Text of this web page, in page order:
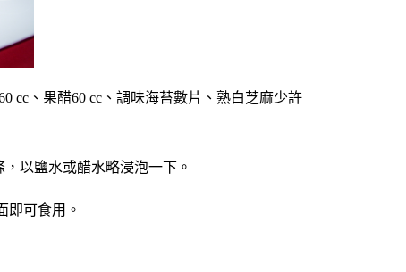
cc、果醋60 cc、調味海苔數片、熟白芝麻少許
以鹽水或醋水略浸泡一下。
即可食用。